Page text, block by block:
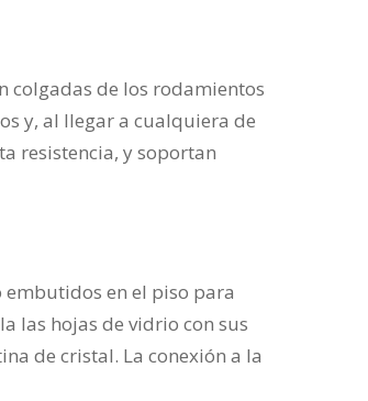
colgadas de los rodamientos
y, al llegar a cualquiera de
resistencia, y soportan
en el piso para
las hojas de vidrio con sus
de cristal. La conexión a la